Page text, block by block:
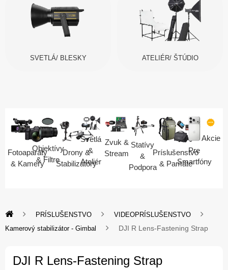
SVETLÁ/ BLESKY ATELIÉR/ ŠTÚDIO
Fotoaparáty
& Kamery
Objektívy
& Filtre
Drony &
Stabilizátory
Svetlá
&
Ateliér
Zvuk &
Stream
Statívy
&
Podpora
Príslušenstvo
& Pamäte
Pre
Smartfóny
Akcie
PRÍSLUŠENSTVO
VIDEOPRÍSLUŠENSTVO
Kamerový stabilizátor - Gimbal
DJI R Lens-Fastening Strap
DJI R Lens-Fastening Strap